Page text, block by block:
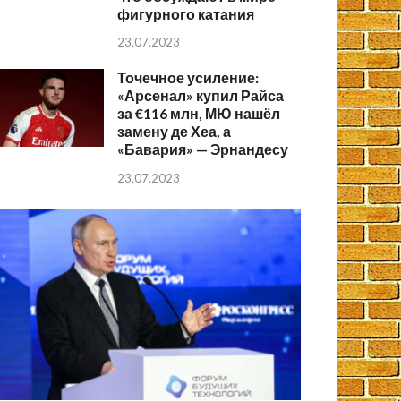
фигурного катания
23.07.2023
Точечное усиление:
«Арсенал» купил Райса
за €116 млн, МЮ нашёл
замену де Хеа, а
«Бавария» — Эрнандесу
23.07.2023